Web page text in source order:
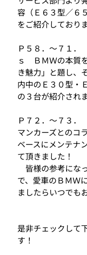
容（Ｅ６３型／６
をご紹介しており
Ｐ５８．～７１
ｓ ＢＭＷの本質
き魅力」と題し、
内中のＥ３０型・
の３台が紹介され
Ｐ７２．～７３
マンカーズとのコ
ベースにメンテナ
て頂きました！
皆様の参考にな
で、愛車のＢＭＷ
ましたらいつでも
是非チェックして
す！